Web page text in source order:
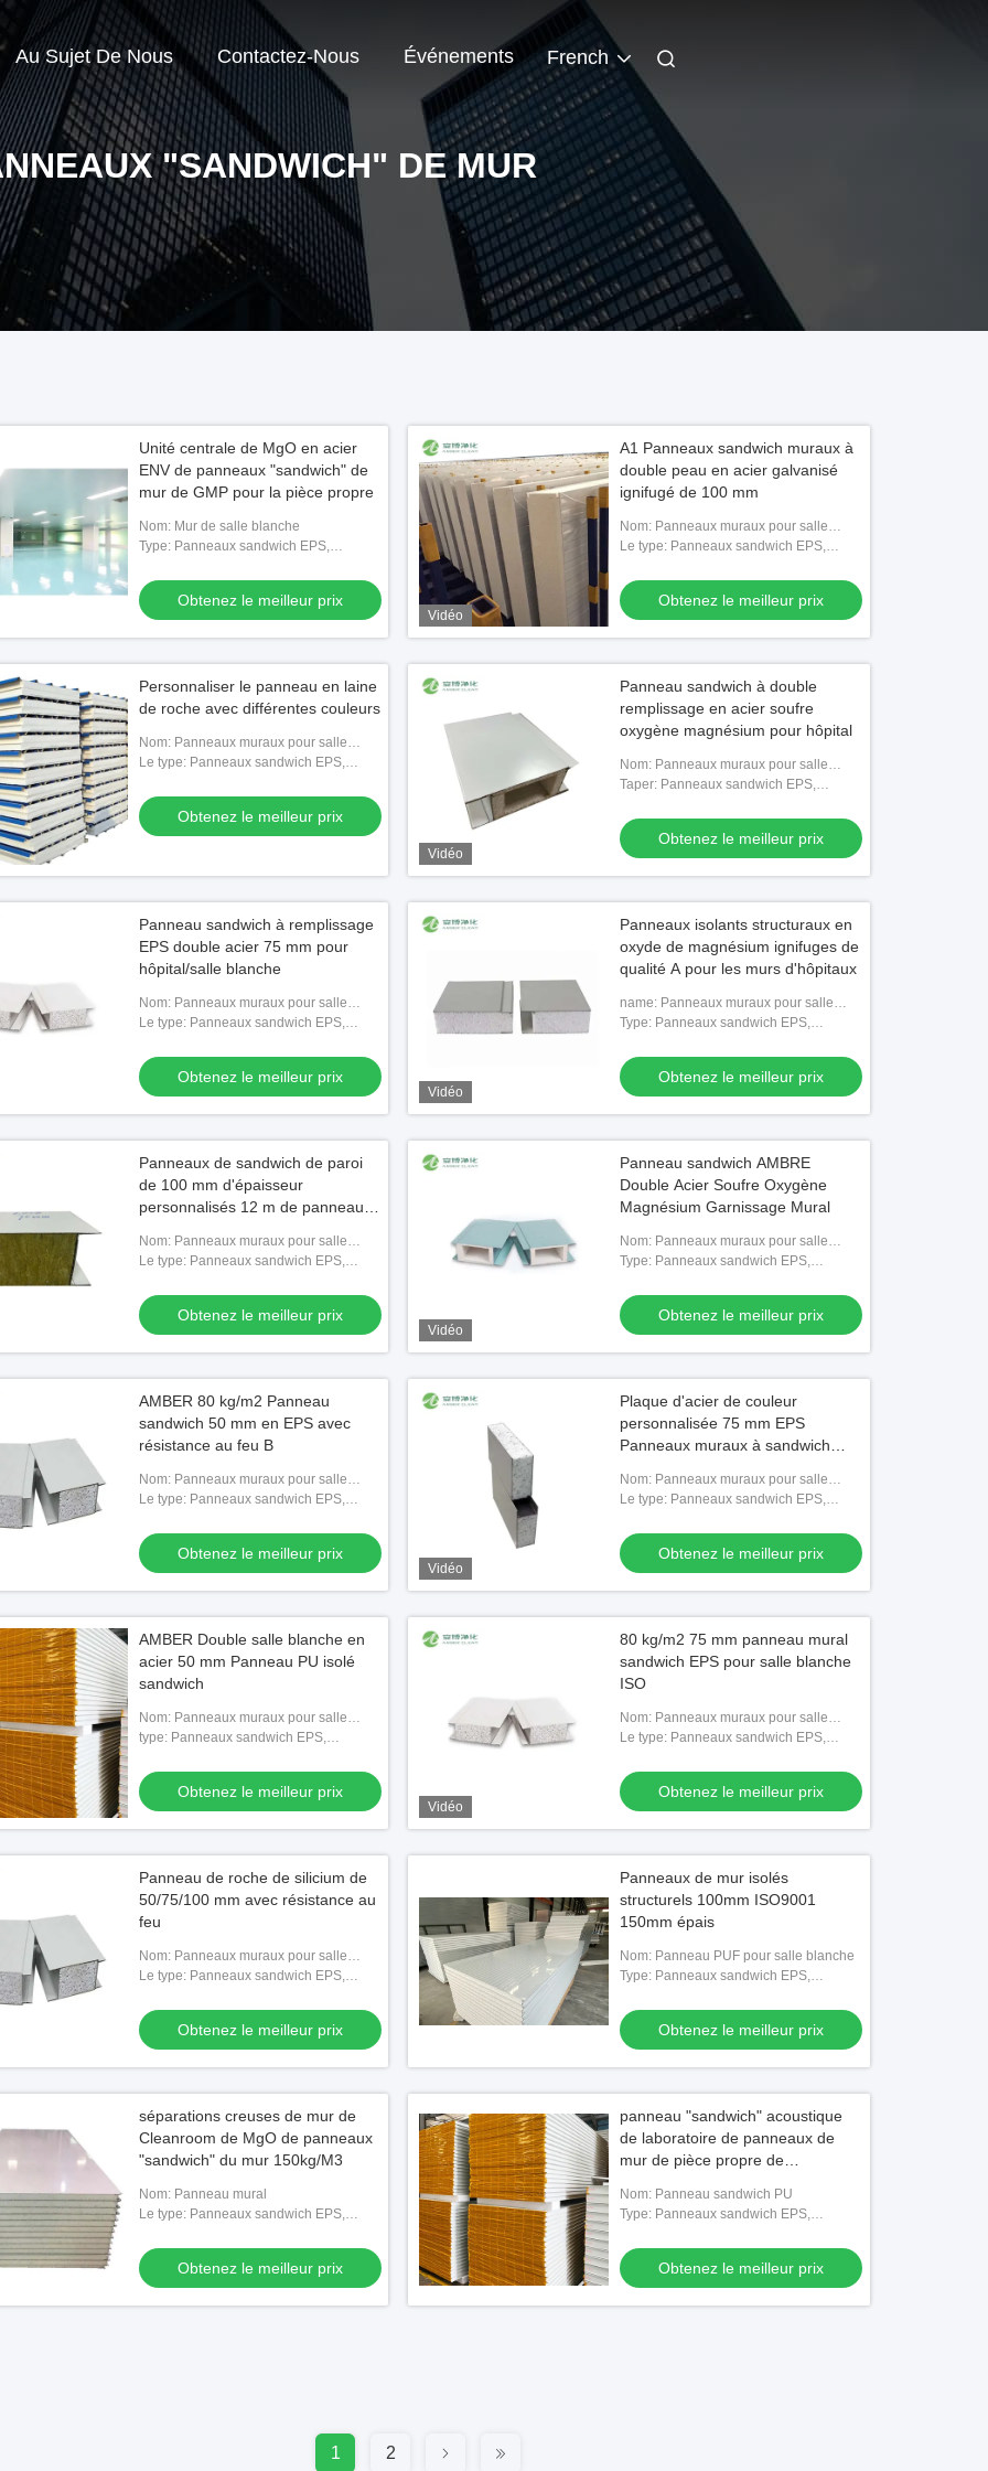
Au Sujet De Nous Contactez-Nous Événements French
"SANDWICH" DE MUR
panneau "sandwich"
pièce propre de 12m
besoins du client
Unité centrale de MgO en acier
ENV de panneaux "sandwich" de
mur de GMP pour la pièce propre
Nom: Mur de salle blanche
Type: Panneaux sandwich EPS,
Panneaux sandwich en polyuréthane,
PanneObtenez le meilleur prix
Vidéo
A1 Panneaux sandwich muraux à
double peau en acier galvanisé
ignifugé de 100 mm
Nom: Panneaux muraux pour salle
blanche
Le type: Panneaux sandwich EPS,
Panneaux sandwich en polyuréthane,
PanneObtenez le meilleur prix
Personnaliser le panneau en laine
de roche avec différentes couleurs
Nom: Panneaux muraux pour salle
blanche
Le type: Panneaux sandwich EPS,
Panneaux sandwich en polyuréthane,
PanneObtenez le meilleur prix
Vidéo
Panneau sandwich à double
remplissage en acier soufre
oxygène magnésium pour hôpital
Nom: Panneaux muraux pour salle
blanche
Taper: Panneaux sandwich EPS,
Panneaux sandwich en polyuréthane,
PanneObtenez le meilleur prix
Panneau sandwich à remplissage
EPS double acier 75 mm pour
hôpital/salle blanche
Nom: Panneaux muraux pour salle
blanche
Le type: Panneaux sandwich EPS,
Panneaux sandwich en polyuréthane,
PanneObtenez le meilleur prix
Vidéo
Panneaux isolants structuraux en
oxyde de magnésium ignifuges de
qualité A pour les murs d'hôpitaux
name: Panneaux muraux pour salle
blanche
Type: Panneaux sandwich EPS,
Panneaux sandwich en polyuréthane,
PanneObtenez le meilleur prix
Panneaux de sandwich de paroi
de 100 mm d'épaisseur
personnalisés 12 m de panneau
froide
Nom: Panneaux muraux pour salle
blanche
Le type: Panneaux sandwich EPS,
Panneaux sandwich en polyuréthane,
PanneObtenez le meilleur prix
Vidéo
Panneau sandwich AMBRE
Double Acier Soufre Oxygène
Magnésium Garnissage Mural
Nom: Panneaux muraux pour salle
blanche
Type: Panneaux sandwich EPS,
Panneaux sandwich en polyuréthane,
PanneObtenez le meilleur prix
AMBER 80 kg/m2 Panneau
sandwich 50 mm en EPS avec
résistance au feu B
Nom: Panneaux muraux pour salle
blanche
Le type: Panneaux sandwich EPS,
Panneaux sandwich en polyuréthane,
PanneObtenez le meilleur prix
Vidéo
Plaque d'acier de couleur
personnalisée 75 mm EPS
Panneaux muraux à sandwich
Nom: Panneaux muraux pour salle
blanche
Le type: Panneaux sandwich EPS,
Panneaux sandwich en polyuréthane,
PanneObtenez le meilleur prix
AMBER Double salle blanche en
acier 50 mm Panneau PU isolé
sandwich
Nom: Panneaux muraux pour salle
blanche
type: Panneaux sandwich EPS,
Panneaux sandwich en polyuréthane,
PanneObtenez le meilleur prix
Vidéo
80 kg/m2 75 mm panneau mural
sandwich EPS pour salle blanche
ISO
Nom: Panneaux muraux pour salle
blanche
Le type: Panneaux sandwich EPS,
Panneaux sandwich en polyuréthane,
PanneObtenez le meilleur prix
Panneau de roche de silicium de
50/75/100 mm avec résistance au
feu
Nom: Panneaux muraux pour salle
blanche
Le type: Panneaux sandwich EPS,
Panneaux sandwich en polyuréthane,
PanneObtenez le meilleur prix
Panneaux de mur isolés
structurels 100mm ISO9001
150mm épais
Nom: Panneau PUF pour salle blanche
Type: Panneaux sandwich EPS,
Panneaux sandwich en polyuréthane,
PanneObtenez le meilleur prix
séparations creuses de mur de
Cleanroom de MgO de panneaux
"sandwich" du mur 150kg/M3
Nom: Panneau mural
Le type: Panneaux sandwich EPS,
Panneaux sandwich en polyuréthane,
PanneObtenez le meilleur prix
panneau "sandwich" acoustique
de laboratoire de panneaux de
mur de pièce propre de
Nom: Panneau sandwich PU
Type: Panneaux sandwich EPS,
Panneaux sandwich en polyuréthane,
PanneObtenez le meilleur prix
1 2